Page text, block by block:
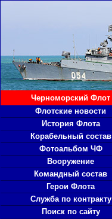
Черноморский Флот
Флотские новости
История Флота
Корабельный состав
Фотоальбом ЧФ
Вооружение
Командный состав
Герои Флота
Служба по контракту
Поиск по сайту